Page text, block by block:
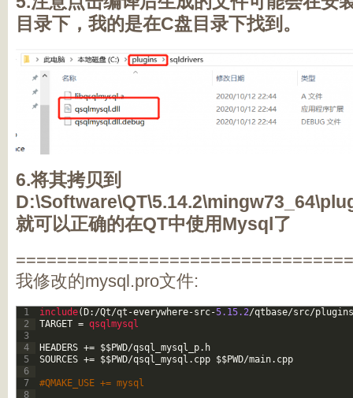
目录下，我的是在C盘目录下找到。
6.将其拷贝到
就可以正确的在QT中使用Mysql了
我修改的mysql.pro文件:
1
2
3
4
5
6
7
8
include( D: /Qt/qt -everywhere-src-5.15.2/qtbase/src/plugins
TARGET = qsqlmysql
HEADERS += $$PWD/qsql_mysql_p. h
SOURCES += $$PWD/qsql_mysql . cpp $$PWD/main. cpp
#QMAKE_USE += mysql